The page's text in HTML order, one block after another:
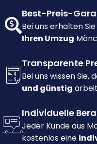
Best-Preis-
Bei uns erhalten
Ihren Umzug
Transparente
Bei uns wissen Sie,
und günstig
Individuelle
Jeder Kunde aus
kostenlos eine